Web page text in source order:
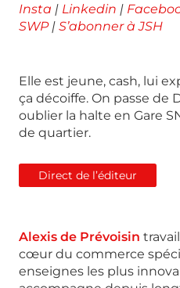
Insta | Linkedin |
SWP| S’abonner à JSH
Elle est jeune, cash, lui
ça décoiffe. On passe de
oublier la halte en Gare
de quartier.
Direct de l’éditeur
Alexis de Prévoisin
cœur du commerce
enseignes les plus